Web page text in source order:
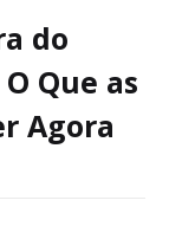
do
Que as
Agora